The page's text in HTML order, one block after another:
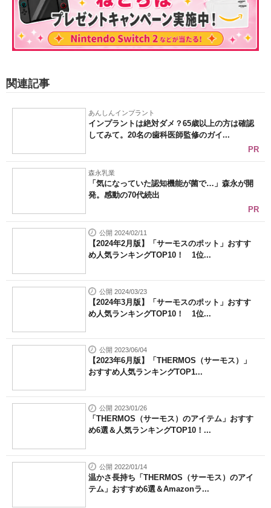
関連記事
あんしんインプラント
インプラントは絶対ダメ？65歳以上の方は確認
してみて。20名の歯科医師監修のガイ...
PR
森永乳業
「気になっていた認知機能が菌で…」森永が開
発。感動の70代続出
PR
公開 2024/02/11
【2024年2月版】「サーモスのポット」おすす
め人気ランキングTOP10！ 1位...
公開 2024/03/23
【2024年3月版】「サーモスのポット」おすす
め人気ランキングTOP10！ 1位...
公開 2023/06/04
【2023年6月版】「THERMOS（サーモス）」
おすすめ人気ランキングTOP1...
公開 2023/01/26
「THERMOS（サーモス）のアイテム」おすす
め6選＆人気ランキングTOP10！...
公開 2022/01/14
温かさ長持ち「THERMOS（サーモス）のアイ
テム」おすすめ6選＆Amazonラ...